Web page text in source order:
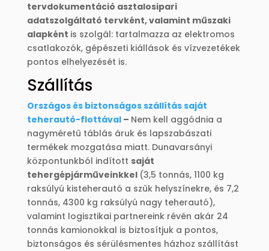
tervdokumentáció asztalosipari
adatszolgáltató tervként, valamint műszaki
alapként is szolgál: tartalmazza az elektromos
csatlakozók, gépészeti kiállások és vízvezetékek
pontos elhelyezését is.
Szállítás
Országos és biztonságos szállítás saját
teherautó-flottával– Nem kell aggódnia a
nagyméretű táblás áruk és lapszabászati
termékek mozgatása miatt. Dunavarsányi
központunkból indított saját
tehergépjárműveinkkel (3,5 tonnás, 1100 kg
raksúlyú kisteherautó a szűk helyszínekre, és 7,2
tonnás, 4300 kg raksúlyú nagy teherautó),
valamint logisztikai partnereink révén akár 24
tonnás kamionokkal is biztosítjuk a pontos,
biztonságos és sérülésmentes házhoz szállítást